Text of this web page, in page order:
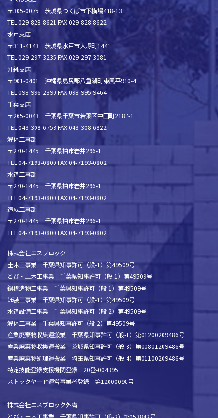
〒305-0075 茨城県つくば市下横場418-13
TEL.029-828-8621 FAX.029-828-8622
水戸支店
〒311-4143 茨城県水戸市大塚町1441
TEL.029-297-3235 FAX.029-297-3081
沖縄支店
〒901-0401 沖縄県島尻郡八重瀬町東風平910-4
TEL.098-996-2390 FAX.098-995-9464
千葉支店
〒265-0043 千葉県千葉市若葉区中田町2187-1
TEL.043-308-6759 FAX.043-308-6822
解体工事部
〒270-1445 千葉県柏市岩井296-1
TEL.04-7193-0800 FAX.04-7193-0802
水道工事部
〒270-1445 千葉県柏市岩井296-1
TEL.04-7193-0800 FAX.04-7193-0802
造成工事部
〒270-1445 千葉県柏市岩井296-1
TEL.04-7193-0800 FAX.04-7193-0802
株式会社エスブロック
土木工事業 千葉県知事許可（般-1）第49509号
とび・土木工事業 千葉県知事許可（般-1）第49509号
鋼構造物工事業 千葉県知事許可（般-1）第49509号
ほ装工事業 千葉県知事許可（般-1）第49509号
水道設備工事業 千葉県知事許可（般-2）第49509号
解体工事業 千葉県知事許可（般-2）第49509号
産業廃棄物収集運搬業 千葉県知事許可（般-1）第01200209486号
産業廃棄物収集運搬業 茨城県知事許可（般-3）第00801209486号
産業廃棄物処理運搬業 埼玉県知事許可（般-4）第01100209486号
特定技能登録支援機関登録 20登-004895
ストックヤード運営事業者登録 第12000098号
株式会社エスブロック外構